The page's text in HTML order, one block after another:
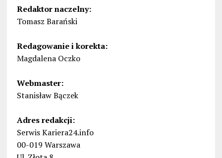
Redaktor naczelny:
Tomasz Barański
Redagowanie i korekta:
Magdalena Oczko
Webmaster:
Stanisław Bączek
Adres redakcji:
Serwis Kariera24.info
00-019 Warszawa